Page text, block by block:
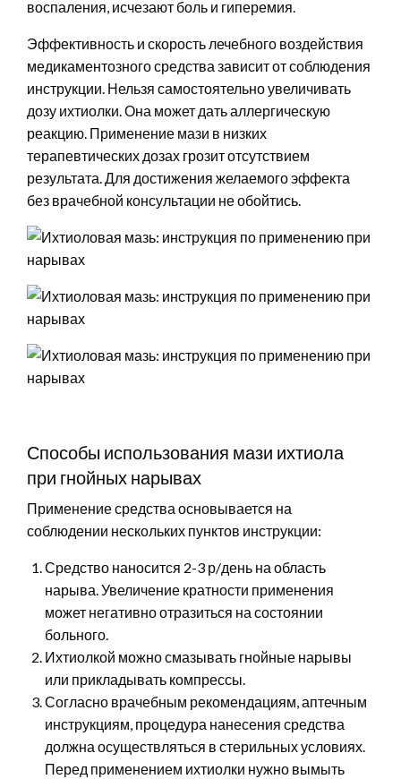
воспаления, исчезают боль и гиперемия.
Эффективность и скорость лечебного воздействия
медикаментозного средства зависит от соблюдения
инструкции. Нельзя самостоятельно увеличивать
дозу ихтиолки. Она может дать аллергическую
реакцию. Применение мази в низких
терапевтических дозах грозит отсутствием
результата. Для достижения желаемого эффекта
без врачебной консультации не обойтись.
Способы использования мази ихтиола
при гнойных нарывах
Применение средства основывается на
соблюдении нескольких пунктов инструкции:
Средство наносится 2-3 р/день на область
нарыва. Увеличение кратности применения
может негативно отразиться на состоянии
больного.
Ихтиолкой можно смазывать гнойные нарывы
или прикладывать компрессы.
Согласно врачебным рекомендациям, аптечным
инструкциям, процедура нанесения средства
должна осуществляться в стерильных условиях.
Перед применением ихтиолки нужно вымыть